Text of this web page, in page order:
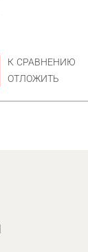
К СРАВНЕНИЮ
ОТЛОЖИТЬ